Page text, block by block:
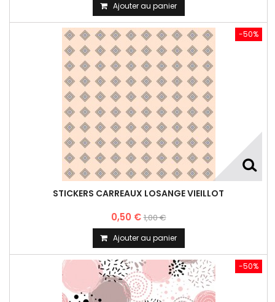
Ajouter au panier
STICKERS CARREAUX LOSANGE VIEILLOT
0,50 €1,00 €
-50%
Ajouter au panier
-50%